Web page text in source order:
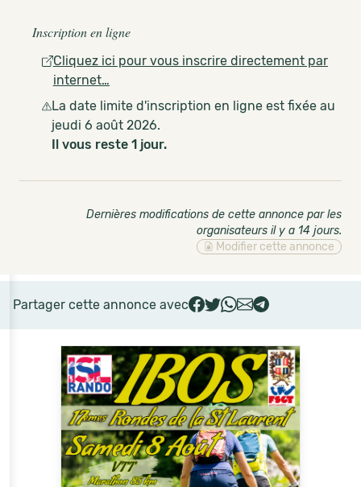
Inscription en ligne
Cliquez ici pour vous inscrire directement par
internet…
La date limite d'inscription en ligne est fixée au
jeudi 6 août 2026.
Il vous reste 1 jour.
Dernières modifications de cette annonce par les
organisateurs il y a 14 jours.
Modifier cette annonce
Partager cette annonce avec